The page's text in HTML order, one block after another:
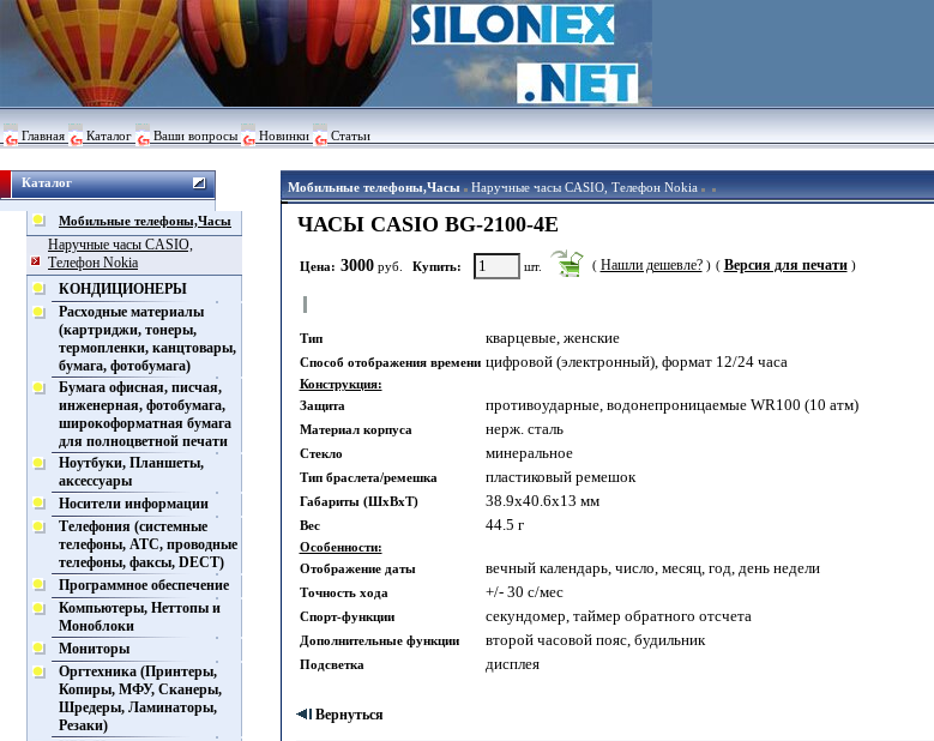
Главная Каталог Ваши вопросы Новинки Статьи
Каталог
Мобильные телефоны,Часы
Наручные часы CASIO,
Телефон Nokia
КОНДИЦИОНЕРЫ
Расходные материалы
(картриджи, тонеры,
термопленки, канцтовары,
бумага, фотобумага)
Бумага офисная, писчая,
инженерная, фотобумага,
широкоформатная бумага
для полноцветной печати
Ноутбуки, Планшеты,
аксессуары
Носители информации
Телефония (системные
телефоны, АТС, проводные
телефоны, факсы, DECT)
Программное обеспечение
Компьютеры, Неттопы и
Моноблоки
Мониторы
Оргтехника (Принтеры,
Копиры, МФУ, Сканеры,
Шредеры, Ламинаторы,
Резаки)
Мобильные телефоны,Часы Наручные часы CASIO, Телефон Nokia
ЧАСЫ CASIO BG-2100-4E
Цена: 3000 руб. Купить: шт. ( Нашли дешевле?) ( Версия для печати)
Тип кварцевые, женские
Способ отображения времени цифровой (электронный), формат 12/24 часа
Конструкция:
Защита
противоударные, водонепроницаемые WR100 (10 атм)
Материал корпуса нерж. сталь
Стекло минеральное
Тип браслета/ремешка пластиковый ремешок
Габариты (ШхВхТ) 38.9x40.6x13 мм
Вес 44.5 г
Особенности:
Отображение даты
вечный календарь, число, месяц, год, день недели
Точность хода +/- 30 с/мес
Спорт-функции секундомер, таймер обратного отсчета
Дополнительные функции второй часовой пояс, будильник
Подсветка дисплея
Вернуться